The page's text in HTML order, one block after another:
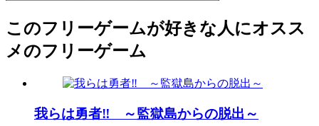
このフリーゲームが好きな人にオスス
メのフリーゲーム
我らは勇者‼ ～監獄島からの脱出～